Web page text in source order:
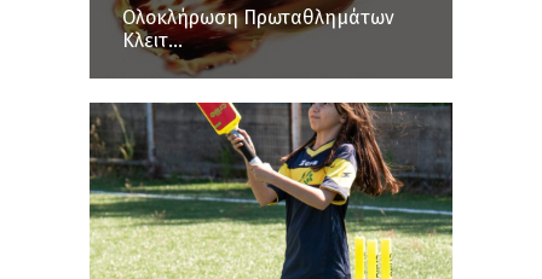
Ολοκλήρωση Πρωταθλημάτων
Κλειτ...